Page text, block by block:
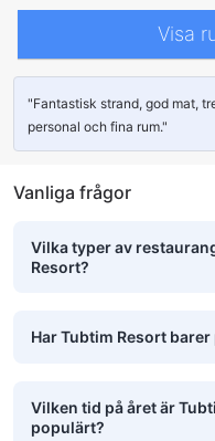
Visa
"Fantastisk strand, god mat,
personal och fina rum."
Vanliga frågor
Vilka typer av
Resort?
Har Tubtim Resort
Vilken tid på året är
populärt?